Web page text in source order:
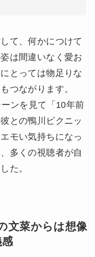
て、何かにつけて
は間違いなく愛お
とっては物足りな
つながります。
ンを見て「10年前
との鴨川ピクニッ
モい気持ちになっ
多くの視聴者が自
た。
文菜からは想像